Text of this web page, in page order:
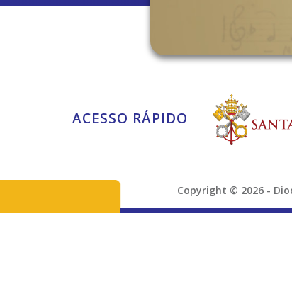
ACESSO RÁPIDO
Copyright © 2026 -